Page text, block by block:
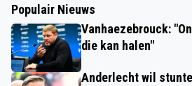
Populair Nieuws
Vanhaezebrouck:
die kan halen"
Anderlecht wil